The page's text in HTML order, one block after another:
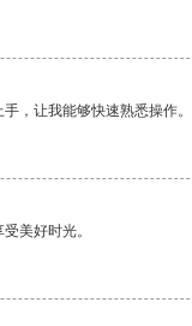
，让我能够快速熟悉操作
美好时光。